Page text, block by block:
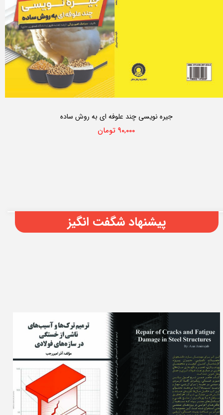
پیشنهاد شگفت انگیز
جیره نویسی چند علوفه ای به روش ساده
۹۰,۰۰۰ تومان